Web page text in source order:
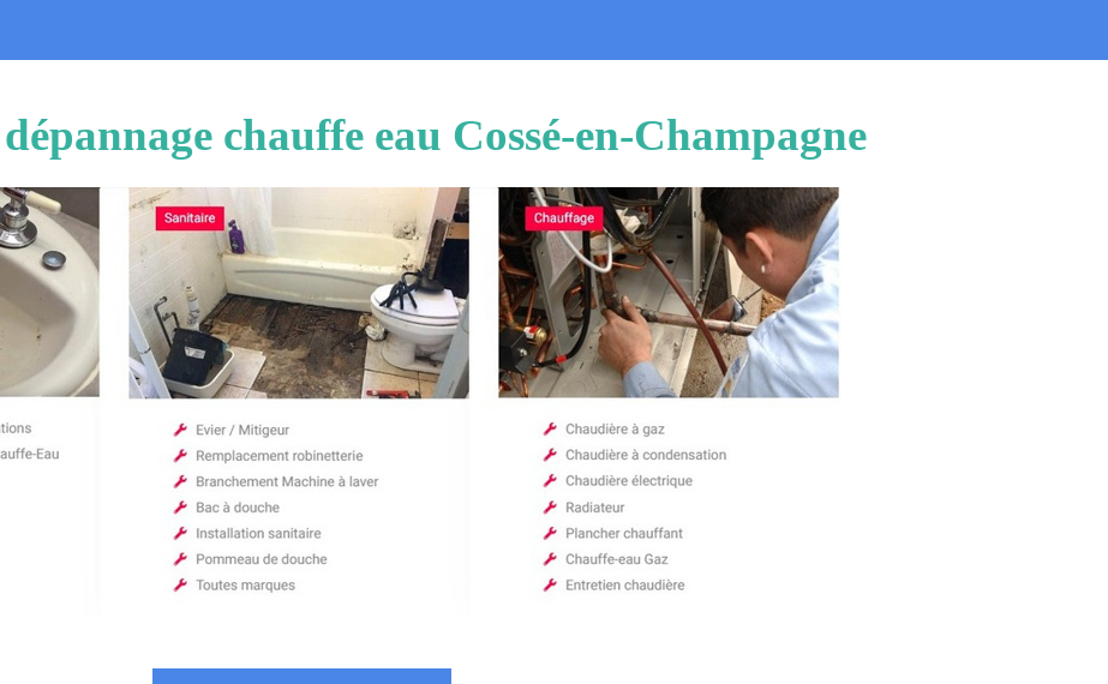
chauffe eau Cossé-en-Champagne